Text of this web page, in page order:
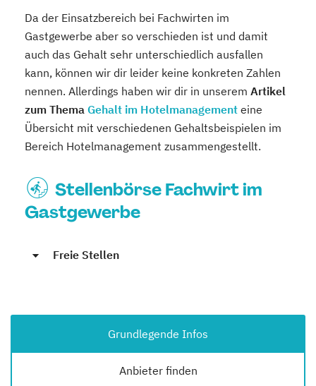
Da der Einsatzbereich bei Fachwirten im
Gastgewerbe aber so verschieden ist und damit
auch das Gehalt sehr unterschiedlich ausfallen
kann, können wir dir leider keine konkreten Zahlen
nennen. Allerdings haben wir dir in unserem Artikel
zum Thema Gehalt im Hotelmanagement eine
Übersicht mit verschiedenen Gehaltsbeispielen im
Bereich Hotelmanagement zusammengestellt.
Stellenbörse Fachwirt im
Gastgewerbe
Freie Stellen
Grundlegende Infos
Anbieter finden